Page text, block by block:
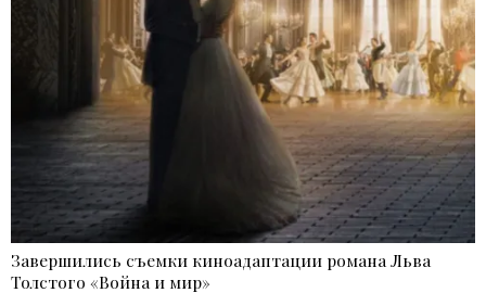
Завершились съемки киноадаптации романа Льва
Толстого «Война и мир»